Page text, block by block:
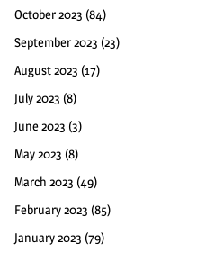
October 2023 (84)
September 2023 (23)
August 2023 (17)
July 2023 (8)
June 2023 (3)
May 2023 (8)
March 2023 (49)
February 2023 (85)
January 2023 (79)